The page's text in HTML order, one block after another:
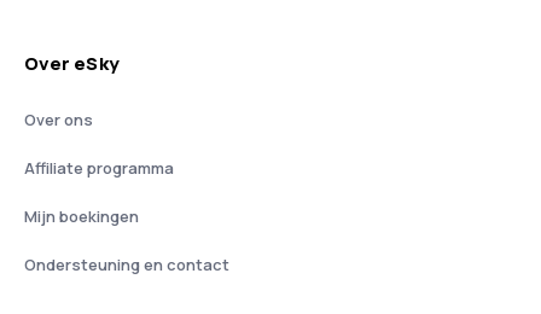
Over eSky
Over ons
Affiliate programma
Mijn boekingen
Ondersteuning en contact